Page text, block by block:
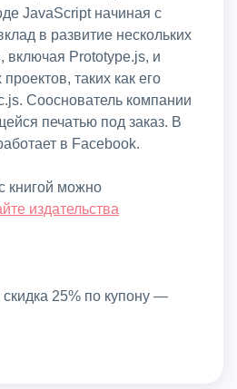
JavaScript начиная с
в развитие нескольких
включая Prototype.js, и
таких как его
Сооснователь компании
печатью под заказ. В
в Facebook.
книгой можно
издательства
25% по купону —